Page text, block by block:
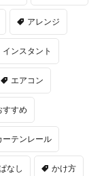
アレンジ
インスタント
エアコン
すすめ
ーテンレール
なし かけ方